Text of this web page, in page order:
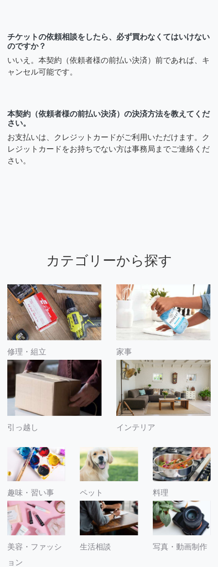
チケットの依頼相談をしたら、必ず買わなくてはいけない
のですか？
いいえ。本契約（依頼者様の前払い決済）前であれば、キ
ャンセル可能です。
本契約（依頼者様の前払い決済）の決済方法を教えてくだ
さい。
お支払いは、クレジットカードがご利用いただけます。ク
レジットカードをお持ちでない方は事務局までご連絡くだ
さい。
カテゴリーから探す
修理・組立 家事
引っ越し インテリア
趣味・習い事 ペット 料理
美容・ファッシ
ョン
生活相談 写真・動画制作